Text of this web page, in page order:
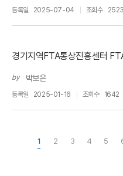
등록일 2025-07-04 조회수 2523
경기지역FTA통상진흥센터
by 박보은
등록일 2025-01-16 조회수 1642
1 2 3 4 5